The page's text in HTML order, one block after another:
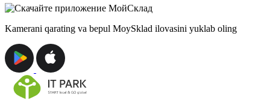
Kamerani qarating va bepul MoySklad ilovasini yuklab oling